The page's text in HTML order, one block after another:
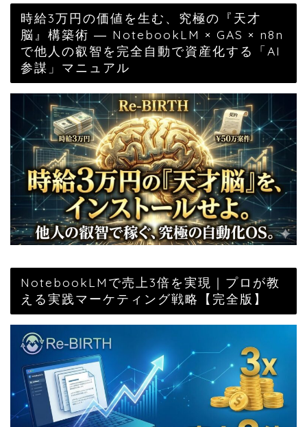
時給3万円の価値を生む、究極の『天才
脳』構築術 ― NotebookLM × GAS × n8n
で他人の叡智を完全自動で資産化する「AI
参謀」マニュアル
NotebookLMで売上3倍を実現｜プロが教
える実践マーケティング戦略【完全版】